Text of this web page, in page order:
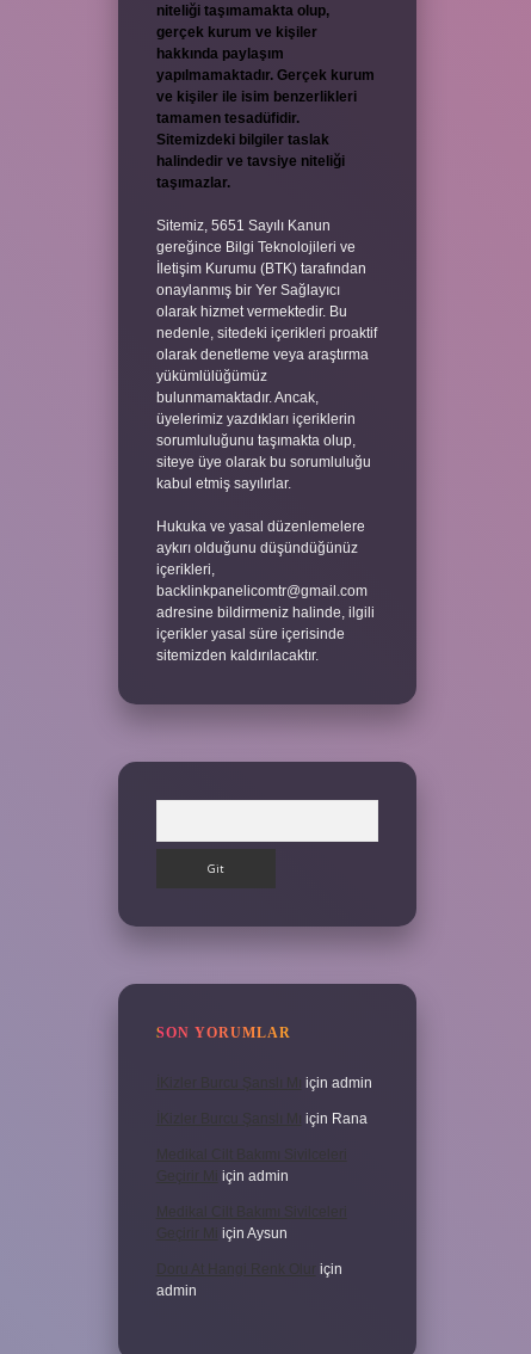
niteliği taşımamakta olup,
gerçek kurum ve kişiler
hakkında paylaşım
yapılmamaktadır. Gerçek kurum
ve kişiler ile isim benzerlikleri
tamamen tesadüfidir.
Sitemizdeki bilgiler taslak
halindedir ve tavsiye niteliği
taşımazlar.
Sitemiz, 5651 Sayılı Kanun
gereğince Bilgi Teknolojileri ve
İletişim Kurumu (BTK) tarafından
onaylanmış bir Yer Sağlayıcı
olarak hizmet vermektedir. Bu
nedenle, sitedeki içerikleri proaktif
olarak denetleme veya araştırma
yükümlülüğümüz
bulunmamaktadır. Ancak,
üyelerimiz yazdıkları içeriklerin
sorumluluğunu taşımakta olup,
siteye üye olarak bu sorumluluğu
kabul etmiş sayılırlar.
Hukuka ve yasal düzenlemelere
aykırı olduğunu düşündüğünüz
içerikleri,
backlinkpanelicomtr@gmail.com
adresine bildirmeniz halinde, ilgili
içerikler yasal süre içerisinde
sitemizden kaldırılacaktır.
SON YORUMLAR
İKizler Burcu Şanslı Mı için admin
İKizler Burcu Şanslı Mı için Rana
Medikal Cilt Bakımı Sivilceleri
Geçirir Mi için admin
Medikal Cilt Bakımı Sivilceleri
Geçirir Mi için Aysun
Doru At Hangi Renk Olur için
admin